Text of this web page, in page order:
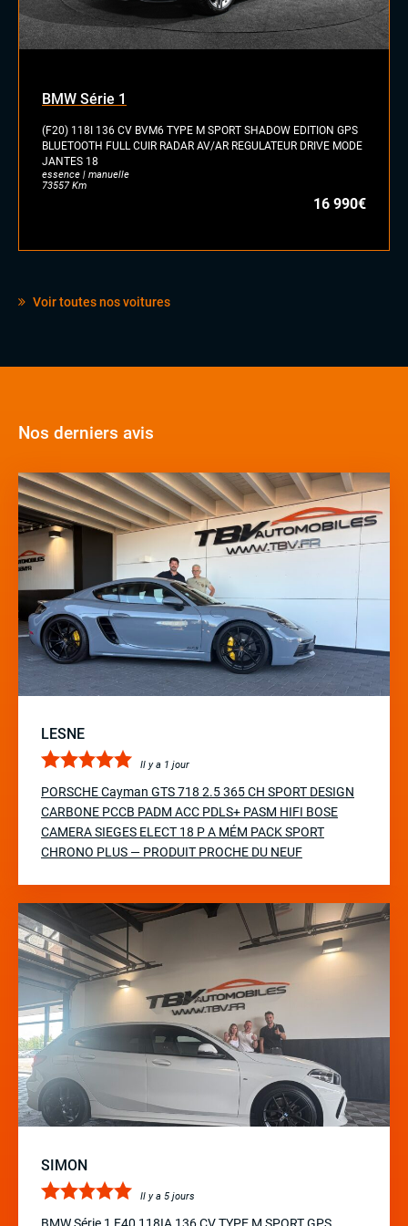
BMW Série 1
(F20) 118I 136 CV BVM6 TYPE M SPORT SHADOW EDITION GPS
BLUETOOTH FULL CUIR RADAR AV/AR REGULATEUR DRIVE MODE
JANTES 18
essence | manuelle
73557 Km
16 990€
Voir toutes nos voitures
Nos derniers avis
LESNE
Il y a 1 jour
PORSCHE Cayman GTS 718 2.5 365 CH SPORT DESIGN
CARBONE PCCB PADM ACC PDLS+ PASM HIFI BOSE
CAMERA SIEGES ELECT 18 P A MÉM PACK SPORT
CHRONO PLUS — PRODUIT PROCHE DU NEUF
SIMON
Il y a 5 jours